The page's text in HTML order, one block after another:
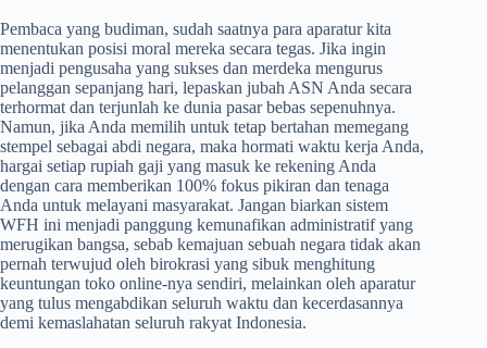
Pembaca yang budiman, sudah saatnya para aparatur kita
menentukan posisi moral mereka secara tegas. Jika ingin
menjadi pengusaha yang sukses dan merdeka mengurus
pelanggan sepanjang hari, lepaskan jubah ASN Anda secara
terhormat dan terjunlah ke dunia pasar bebas sepenuhnya.
Namun, jika Anda memilih untuk tetap bertahan memegang
stempel sebagai abdi negara, maka hormati waktu kerja Anda,
hargai setiap rupiah gaji yang masuk ke rekening Anda
dengan cara memberikan 100% fokus pikiran dan tenaga
Anda untuk melayani masyarakat. Jangan biarkan sistem
WFH ini menjadi panggung kemunafikan administratif yang
merugikan bangsa, sebab kemajuan sebuah negara tidak akan
pernah terwujud oleh birokrasi yang sibuk menghitung
keuntungan toko online-nya sendiri, melainkan oleh aparatur
yang tulus mengabdikan seluruh waktu dan kecerdasannya
demi kemaslahatan seluruh rakyat Indonesia.